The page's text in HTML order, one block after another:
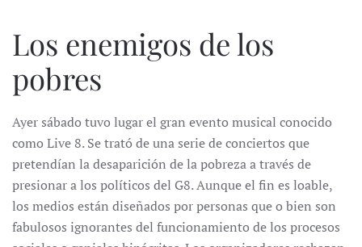
Los enemigos de los
pobres
Ayer sábado tuvo lugar el gran evento musical conocido
como Live 8. Se trató de una serie de conciertos que
pretendían la desaparición de la pobreza a través de
presionar a los políticos del G8. Aunque el fin es loable,
los medios están diseñados por personas que o bien son
fabulosos ignorantes del funcionamiento de los procesos